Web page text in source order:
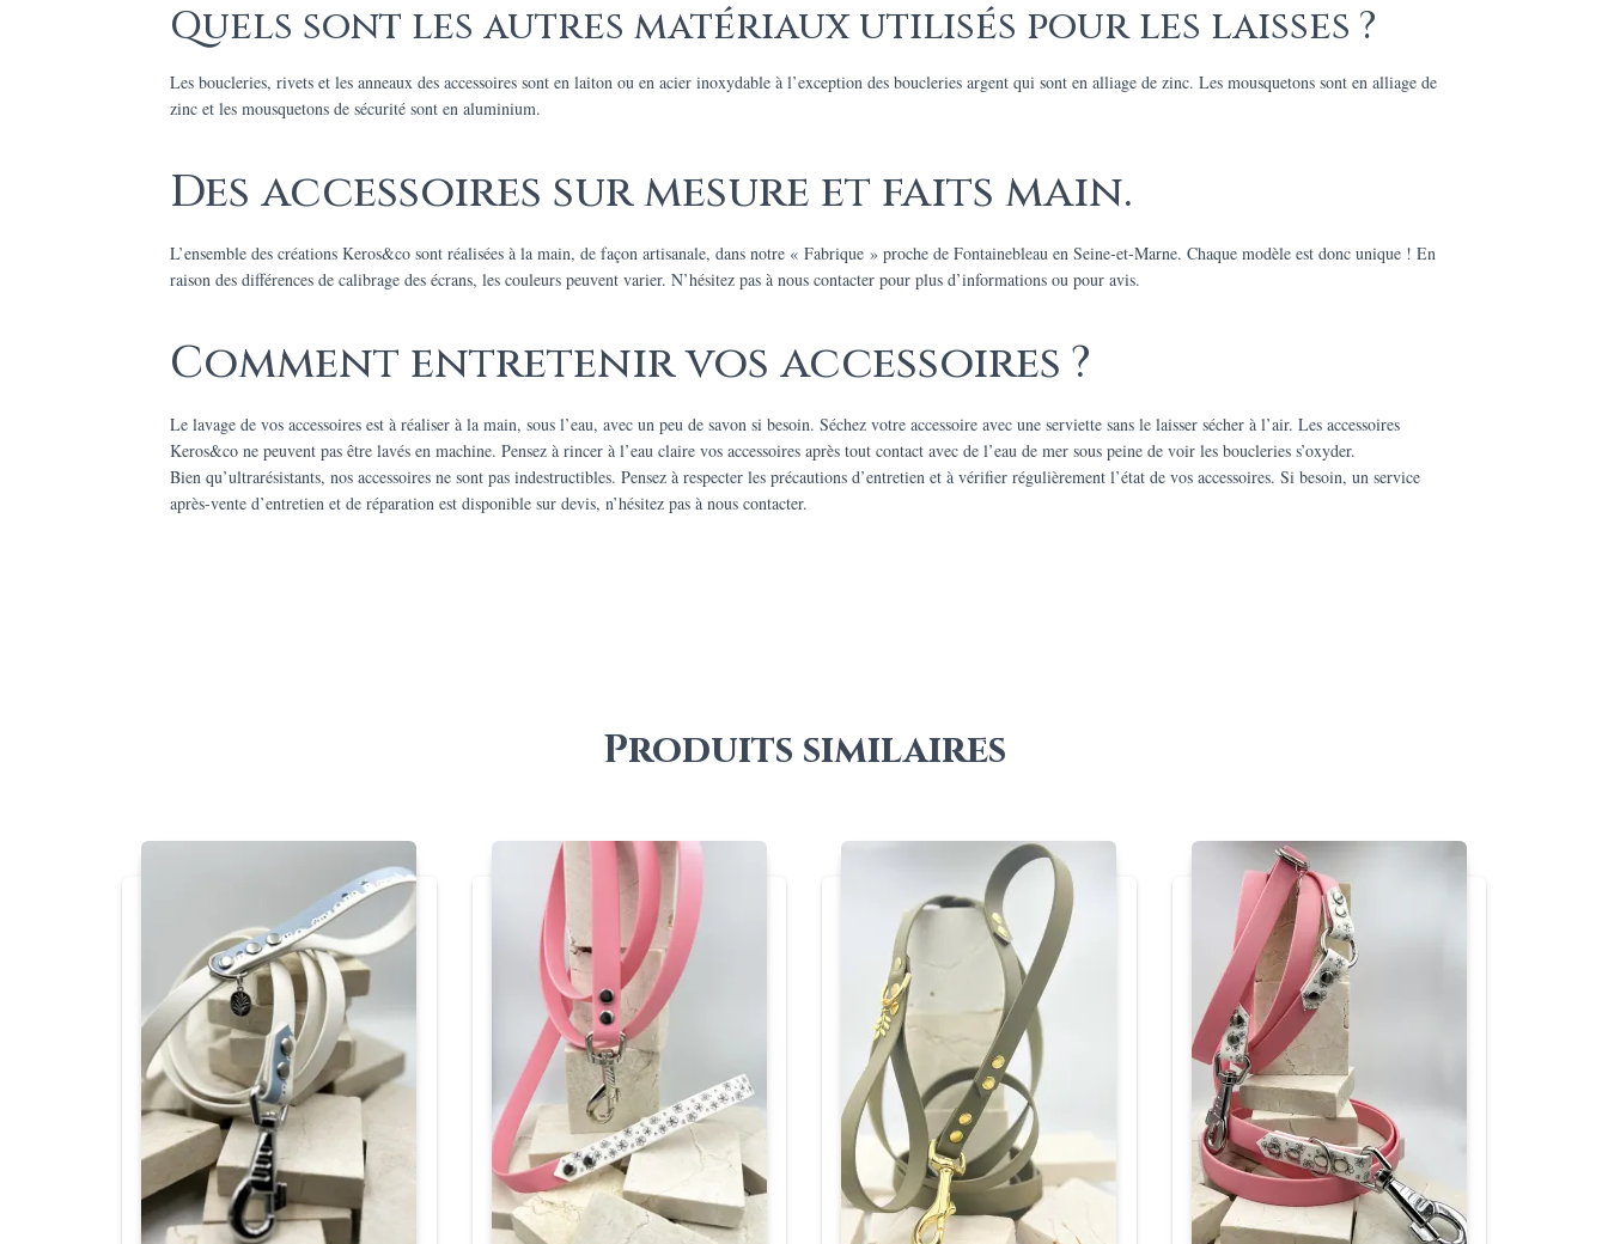
Quels sont les autres matériaux utilisés pour les laisses ?
Les boucleries, rivets et les anneaux des accessoires sont en laiton ou en acier inoxydable à l’exception des boucleries argent qui sont en alliage de zinc. Les mousquetons sont en alliage de
zinc et les mousquetons de sécurité sont en aluminium.
Des accessoires sur mesure et faits main.
L’ensemble des créations Keros&co sont réalisées à la main, de façon artisanale, dans notre « Fabrique » proche de Fontainebleau en Seine-et-Marne. Chaque modèle est donc unique ! En
raison des différences de calibrage des écrans, les couleurs peuvent varier. N’hésitez pas à nous contacter pour plus d’informations ou pour avis.
Comment entretenir vos accessoires ?
Le lavage de vos accessoires est à réaliser à la main, sous l’eau, avec un peu de savon si besoin. Séchez votre accessoire avec une serviette sans le laisser sécher à l’air. Les accessoires
Keros&co ne peuvent pas être lavés en machine. Pensez à rincer à l’eau claire vos accessoires après tout contact avec de l’eau de mer sous peine de voir les boucleries s’oxyder.
Bien qu’ultrarésistants, nos accessoires ne sont pas indestructibles. Pensez à respecter les précautions d’entretien et à vérifier régulièrement l’état de vos accessoires. Si besoin, un service
après-vente d’entretien et de réparation est disponible sur devis, n’hésitez pas à nous contacter.
Produits similaires